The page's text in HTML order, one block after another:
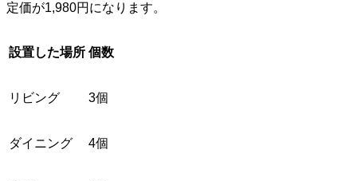
定価が1,980円になります。
設置した場所 個数
リビング 3個
ダイニング 4個